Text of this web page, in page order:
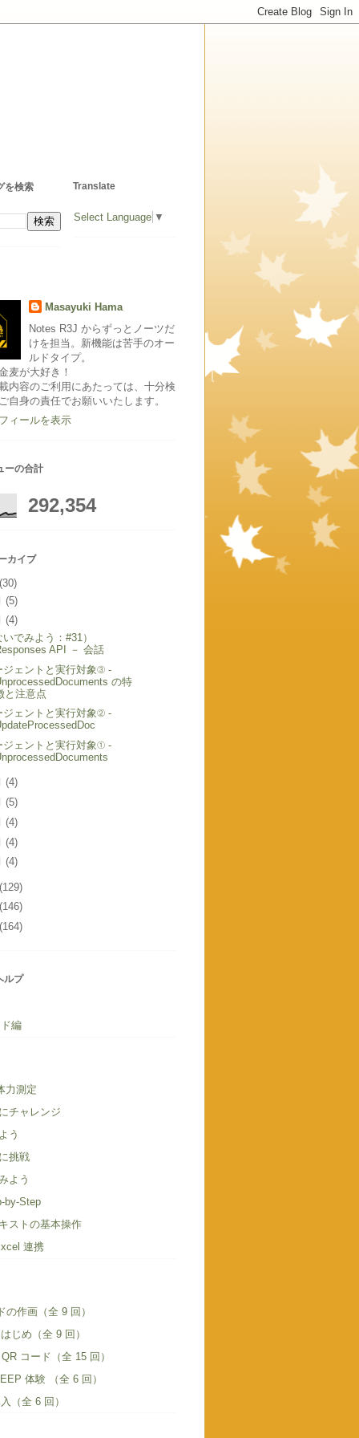
を検索 Translate
Select Language ▼
Masayuki Hama
Notes R3J からずっとノーツだ
けを担当。新機能は苦手のオー
ルドタイプ。
麦が大好き！
内容のご利用にあたっては、十分検
自身の責任でお願いいたします。
ィールを表示
ーの合計
292,354
カイブ
(30)
(5)
(4)
いでみよう：#31）
API － 会話
ジェントと実行対象③ -
の特
と注意点
ジェントと実行対象② -
ジェントと実行対象① -
(4)
(5)
(4)
(4)
(4)
(129)
(146)
(164)
ルプ
編
力測定
チャレンジ
う
挑戦
よう
by-Step
ストの基本操作
連携
の作画（全 9 回）
じめ（全 9 回）
コード（全 15 回）
体験 （全 6 回）
（全 6 回）